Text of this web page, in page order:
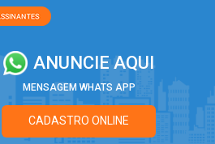
ANUNCIE AQUI
MENSAGEM WHATS APP
CADASTRO ONLINE